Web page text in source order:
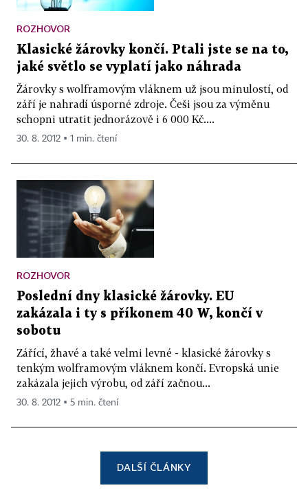
ROZHOVOR
Klasické žárovky končí. Ptali jste se na to,
jaké světlo se vyplatí jako náhrada
Žárovky s wolframovým vláknem už jsou minulostí, od
září je nahradí úsporné zdroje. Češi jsou za výměnu
schopni utratit jednorázově i 6 000 Kč....
30. 8. 2012 ▪ 1 min. čtení
ROZHOVOR
Poslední dny klasické žárovky. EU
zakázala i ty s příkonem 40 W, končí v
sobotu
Zářící, žhavé a také velmi levné - klasické žárovky s
tenkým wolframovým vláknem končí. Evropská unie
zakázala jejich výrobu, od září začnou...
30. 8. 2012 ▪ 5 min. čtení
DALŠÍ ČLÁNKY